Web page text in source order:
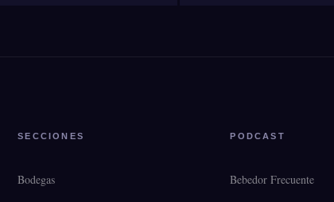
SECCIONES
Bodegas
PODCAST
Bebedor Frecuente